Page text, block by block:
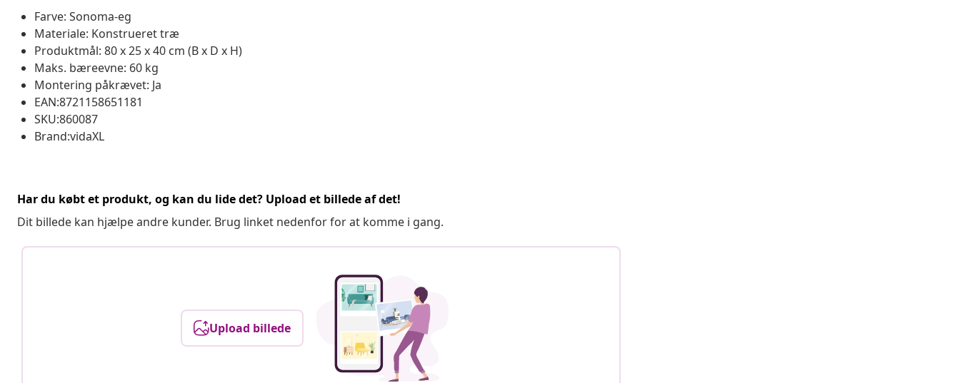
Farve: Sonoma-eg
Materiale: Konstrueret træ
Produktmål: 80 x 25 x 40 cm (B x D x H)
Maks. bæreevne: 60 kg
Montering påkrævet: Ja
EAN:8721158651181
SKU:860087
Brand:vidaXL
Har du købt et produkt, og kan du lide det? Upload et billede af det!
Dit billede kan hjælpe andre kunder. Brug linket nedenfor for at komme i gang.
Upload billede